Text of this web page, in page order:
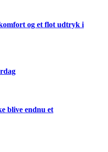
og et flot udtryk i
blive endnu et